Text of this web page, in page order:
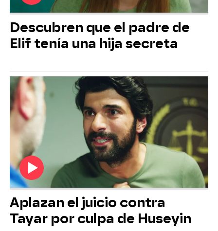
Descubren que el padre de
Elif tenía una hija secreta
Aplazan el juicio contra
Tayar por culpa de Huseyin